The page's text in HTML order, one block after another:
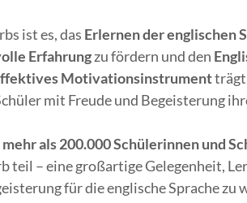
ist es, das Erlernen der englischen
Erfahrungzu fördern und den
Motivationsinstrumentträgt
mit Freude und Begeisterung
mehr als 200.000 Schülerinnen und
teil – eine großartige Gelegenheit,
für die englische Sprache zu